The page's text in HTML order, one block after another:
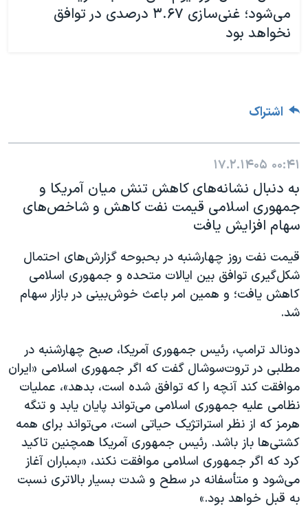
می‌شود؛ غنی‌سازی ۳.۶۷ درصدی در توافق
نخواهد بود
اشتراک
۰۰:۴۱ ۱۷.۲.۱۴۰۵
به دنبال نشانه‌های کاهش تنش میان آمریکا و
جمهوری اسلامی قیمت نفت کاهش و شاخص‌های
سهام افزایش یافت
قیمت نفت روز چهارشنبه در بحبوحه گزارش‌های احتمال
شکل‌گیری توافق بین ایالات متحده و جمهوری اسلامی
کاهش یافت؛ و همین امر باعث خوش‌بینی در بازار سهام
شد.
دونالد ترامپ، رئیس جمهوری آمریکا، صبح چهارشنبه در
مطلبی در تروت‌سوشال گفت که اگر جمهوری اسلامی «ایران
موافقت کند آنچه را که توافق شده است، بدهد»، عملیات
نظامی علیه جمهوری اسلامی می‌تواند پایان یابد و تنگه
هرمز که از نظر استراتژیک حیاتی است، می‌تواند برای همه
کشتی‌ها باز باشد. رئیس جمهوری آمریکا همچنین تاکید
کرد که اگر جمهوری اسلامی موافقت نکند، «بمباران آغاز
می‌شود و متأسفانه در سطح و شدت بسیار بالاتری نسبت
به قبل خواهد بود.»